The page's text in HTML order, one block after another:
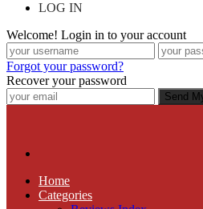
LOG IN
Welcome! Login in to your account
Forgot your password?
Recover your password
Home
Categories